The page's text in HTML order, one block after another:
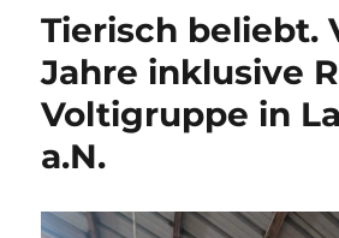
Tierisch beliebt.
Jahre inklusive
Voltigruppe in
a.N.